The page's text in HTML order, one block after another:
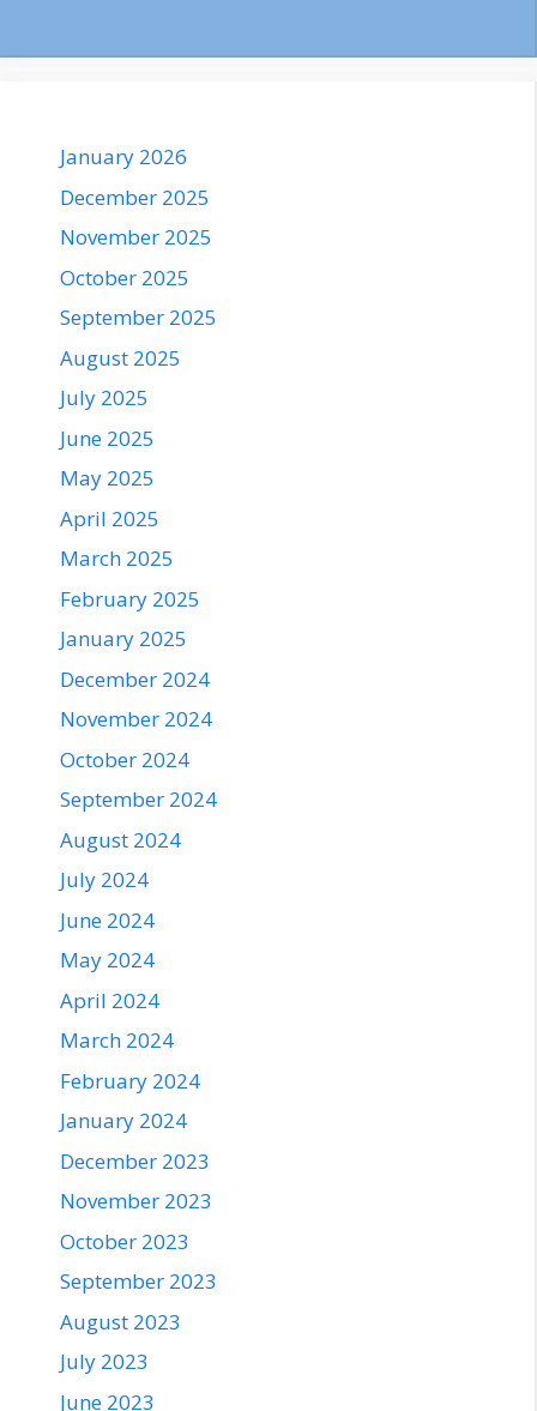
January 2026
December 2025
November 2025
October 2025
September 2025
August 2025
July 2025
June 2025
May 2025
April 2025
March 2025
February 2025
January 2025
December 2024
November 2024
October 2024
September 2024
August 2024
July 2024
June 2024
May 2024
April 2024
March 2024
February 2024
January 2024
December 2023
November 2023
October 2023
September 2023
August 2023
July 2023
June 2023